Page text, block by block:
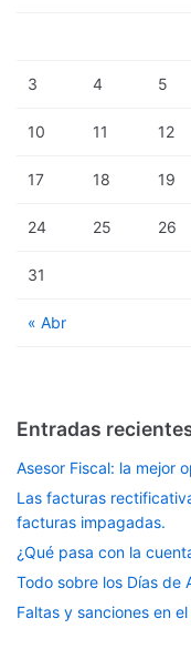
« Abr
3 4 5
10 11 12
17 18 19
24 25 26
31
Entradas
Asesor Fiscal: la mejor
Las facturas
facturas impagadas.
¿Qué pasa con la
Todo sobre los Días de
Faltas y sanciones en